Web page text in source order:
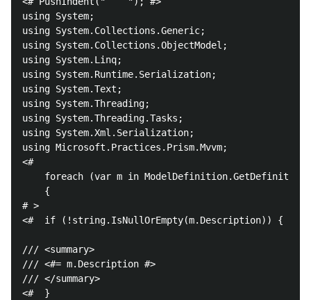
using System;
using System.Collections.Generic;
using System.Collections.ObjectModel;
using System.Linq;
using System.Runtime.Serialization;
using System.Text;
using System.Threading;
using System.Threading.Tasks;
using System.Xml.Serialization;
using Microsoft.Practices.Prism.Mvvm;
<#
foreach (var m in
    {
# >
<#  if (!string.IsNullOrEmpty(m.Description)) { #>
/// <summary>
/// <#= m.Description #>
/// </summary>
<#  }